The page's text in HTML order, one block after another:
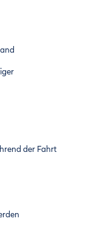
der Fahrt